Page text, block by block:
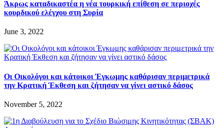
Άκρως καταδικαστέα η νέα τουρκική επίθεση σε περιοχές
κουρδικού ελέγχου στη Συρία
June 3, 2022
Οι Οικολόγοι και κάτοικοι Έγκωμης καθάρισαν περιμετρικά
την Κρατική Έκθεση και ζήτησαν να γίνει αστικό δάσος
November 5, 2022